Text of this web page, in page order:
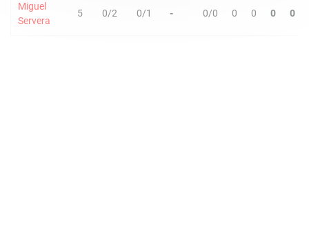
Miguel
Servera
5 0/2 0/1 - 0/0 0 0 0 0